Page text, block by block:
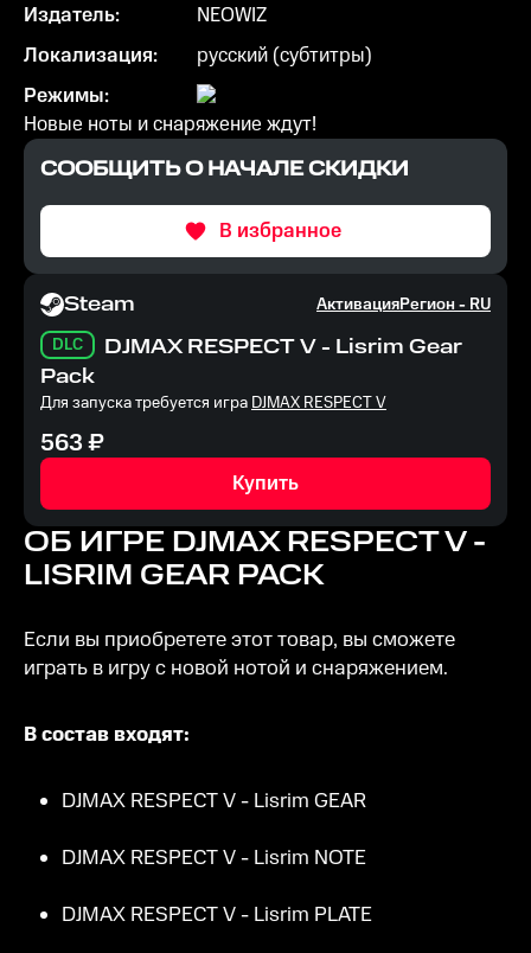
Издатель:
NEOWIZ
Локализация:
русский (субтитры)
Режимы:
Новые ноты и снаряжение ждут!
СООБЩИТЬ О НАЧАЛЕ СКИДКИ
В избранное
Steam АктивацияРегион -RU
DLC
DJMAX RESPECT V - Lisrim Gear
Pack
Для запуска требуется играDJMAX RESPECT V
563₽
Купить
ОБ ИГРЕ DJMAX RESPECT V -
LISRIM GEAR PACK
Если вы приобретете этот товар, вы сможете
играть в игру с новой нотой и снаряжением.
В состав входят:
DJMAX RESPECT V - Lisrim GEAR
DJMAX RESPECT V - Lisrim NOTE
DJMAX RESPECT V - Lisrim PLATE